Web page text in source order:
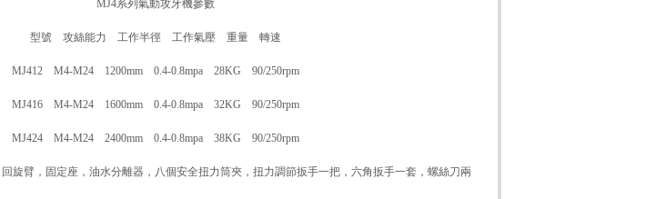
MJ4系列氣動攻牙機參數
型號 攻絲能力 工作半徑 工作氣壓 重量 轉速
MJ412 M4-M24 1200mm 0.4-0.8mpa 28KG 90/250rpm
MJ416 M4-M24 1600mm 0.4-0.8mpa 32KG 90/250rpm
MJ424 M4-M24 2400mm 0.4-0.8mpa 38KG 90/250rpm
臂，固定座，油水分離器，八個安全扭力筒夾，扭力調節扳手一把，六角扳手一套，螺絲刀兩